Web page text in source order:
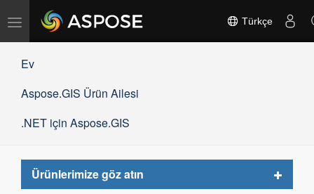
Gezinmeyi
Türkçe
Ev
Aspose.GIS Ürün Ailesi
.NET için Aspose.GIS
Ürünlerimize göz atın
Toggle